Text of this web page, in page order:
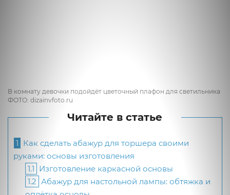
В комнату девочки подойдёт цветочный плафон для светильника
ФОТО: dizainvfoto.ru
Читайте в статье
1 Как сделать абажур для торшера своими
руками: основы изготовления
1.1 Изготовление каркасной основы
1.2 Абажур для настольной лампы: обтяжка и